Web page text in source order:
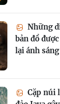
Những
bản đồ
lại ánh sáng
Cặp núi